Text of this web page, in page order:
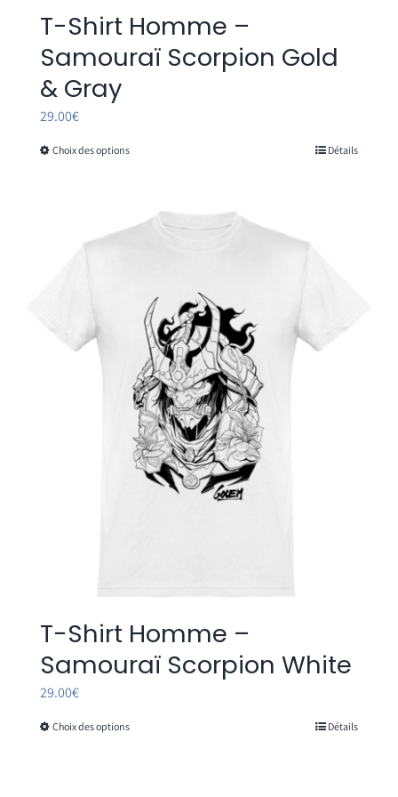
T-Shirt Homme –
Samouraï Scorpion Gold
& Gray
29.00€
Choix des optionsCe
plusieurs
options
peuvent
être
choisies
sur
la
page
du
Détails
T-Shirt Homme –
Samouraï Scorpion White
29.00€
Choix des optionsCe
Détails